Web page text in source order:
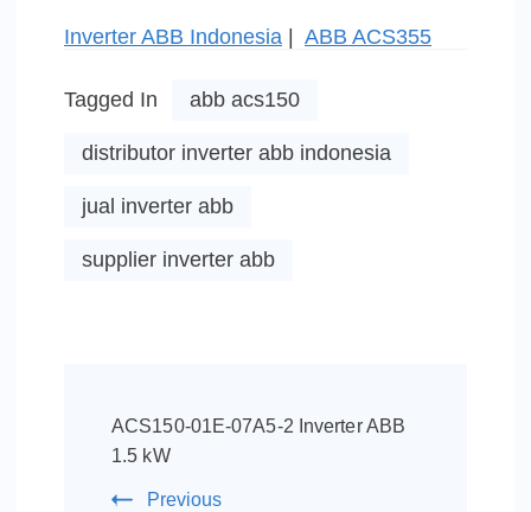
Inverter ABB Indonesia ABB ACS355
Tagged In abb acs150
distributor inverter abb indonesia
jual inverter abb
supplier inverter abb
Navigation
ACS150-01E-07A5-2 Inverter ABB
1.5 kW
Previous